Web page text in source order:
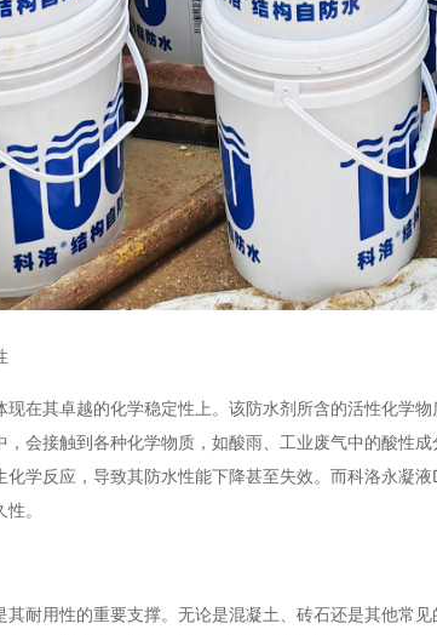
现在其卓越的化学稳定性上。该防水剂所含的活性化学
会接触到各种化学物质，如酸雨、工业废气中的酸性
学反应，导致其防水性能下降甚至失效。而科洛永凝
。
耐用性的重要支撑。无论是混凝土、砖石还是其他常